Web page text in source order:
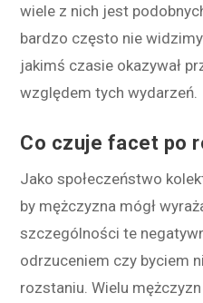
wiele z nich jest
bardzo często nie
jakimś czasie okazywał
względem tych wydarzeń.
Co czuje facet po
Jako społeczeństwo
by mężczyzna mógł
szczególności te
odrzuceniem czy byciem
rozstaniu. Wielu